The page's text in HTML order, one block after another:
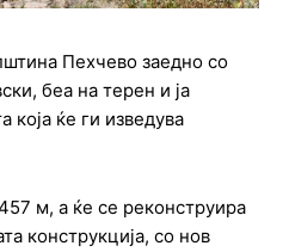
Пехчево заедно со
беа на терен и ја
која ќе ги изведува
м, а ќе се реконструира
конструкција, со нов